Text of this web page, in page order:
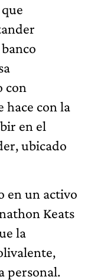
con
hace con la
en el
ubicado
en un activo
Keats
la
personal.